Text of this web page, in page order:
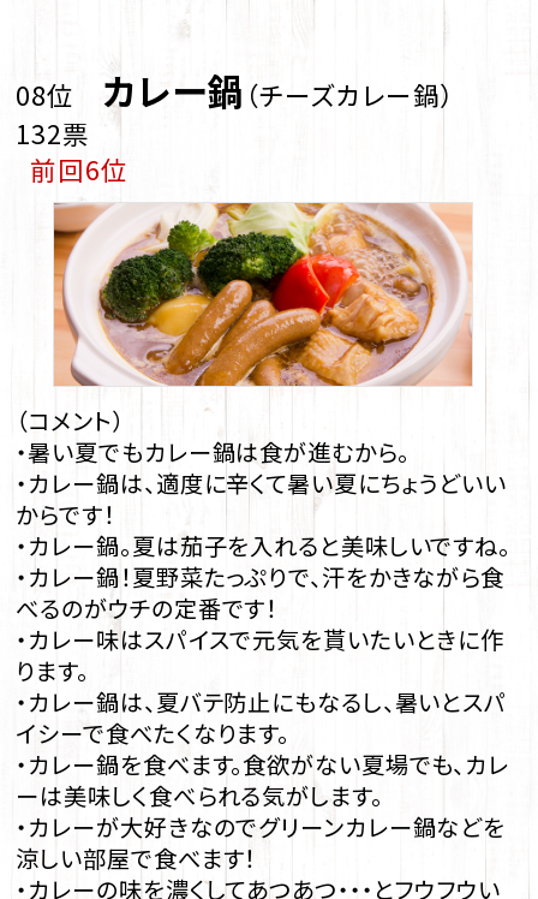
08位 カレー鍋 （チーズカレー鍋）
132票
前回6位
（コメント）
・暑い夏でもカレー鍋は食が進むから。
・カレー鍋は、適度に辛くて暑い夏にちょうどいい
からです！
・カレー鍋。夏は茄子を入れると美味しいですね。
・カレー鍋！夏野菜たっぷりで、汗をかきながら食
べるのがウチの定番です！
・カレー味はスパイスで元気を貰いたいときに作
ります。
・カレー鍋は、夏バテ防止にもなるし、暑いとスパ
イシーで食べたくなります。
・カレー鍋を食べます。食欲がない夏場でも、カレ
ーは美味しく食べられる気がします。
・カレーが大好きなのでグリーンカレー鍋などを
涼しい部屋で食べます！
・カレーの味を濃くしてあつあつ・・・とフウフウい